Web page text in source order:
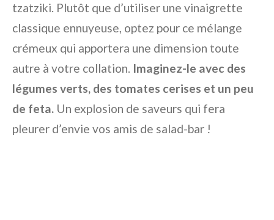
tzatziki. Plutôt que d’utiliser une vinaigrette
classique ennuyeuse, optez pour ce mélange
crémeux qui apportera une dimension toute
autre à votre collation. Imaginez-le avec des
légumes verts, des tomates cerises et un peu
de feta. Un explosion de saveurs qui fera
pleurer d’envie vos amis de salad-bar !